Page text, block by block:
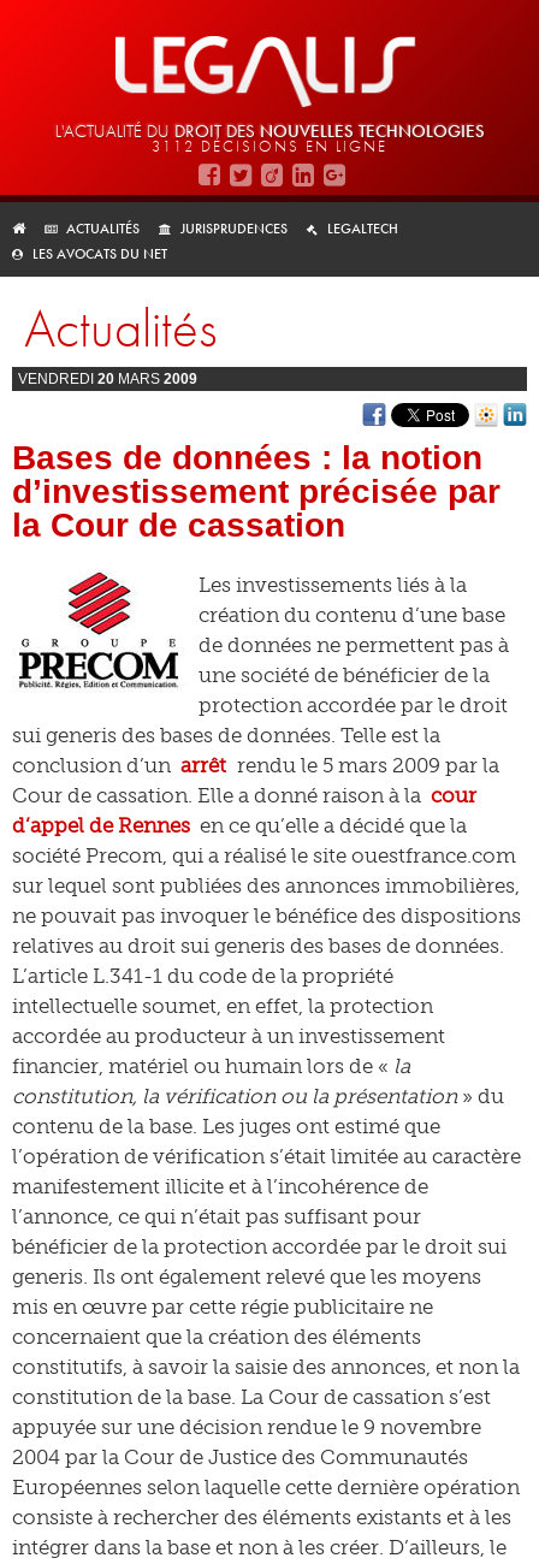
L'ACTUALITÉ DU DROIT DES NOUVELLES TECHNOLOGIES
3112 DÉCISIONS EN LIGNE
ACTUALITÉS JURISPRUDENCES
LEGALTECH
LES AVOCATS DU NET
Actualités
VENDREDI 20 MARS 2009
Bases de données : la notion
d’investissement précisée par
la Cour de cassation
Les investissements liés à la
création du contenu d’une base
de données ne permettent pas à
une société de bénéficier de la
protection accordée par le droit
sui generis des bases de données. Telle est la
conclusion d’un arrêt rendu le 5 mars 2009 par la
Cour de cassation. Elle a donné raison à la cour
d’appel de Rennes en ce qu’elle a décidé que la
société Precom, qui a réalisé le site ouestfrance.com
sur lequel sont publiées des annonces immobilières,
ne pouvait pas invoquer le bénéfice des dispositions
relatives au droit sui generis des bases de données.
L’article L.341-1 du code de la propriété
intellectuelle soumet, en effet, la protection
accordée au producteur à un investissement
financier, matériel ou humain lors de « la
constitution, la vérification ou la présentation» du
contenu de la base. Les juges ont estimé que
l’opération de vérification s’était limitée au caractère
manifestement illicite et à l’incohérence de
l’annonce, ce qui n’était pas suffisant pour
bénéficier de la protection accordée par le droit sui
generis. Ils ont également relevé que les moyens
mis en œuvre par cette régie publicitaire ne
concernaient que la création des éléments
constitutifs, à savoir la saisie des annonces, et non la
constitution de la base. La Cour de cassation s’est
appuyée sur une décision rendue le 9 novembre
2004 par la Cour de Justice des Communautés
Européennes selon laquelle cette dernière opération
consiste à rechercher des éléments existants et à les
intégrer dans la base et non à les créer. D’ailleurs, le